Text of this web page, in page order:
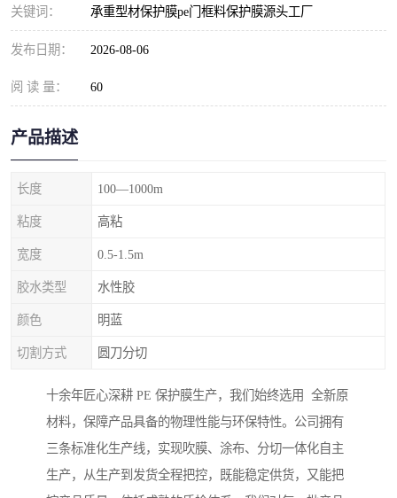
关键词： 承重型材保护膜pe门框料保护膜源头工厂
发布日期： 2026-08-06
阅 读 量： 60
产品描述
长度 100—1000m
粘度 高粘
宽度 0.5-1.5m
胶水类型 水性胶
颜色 明蓝
切割方式 圆刀分切
十余年匠心深耕 PE 保护膜生产，我们始终选用 全新原
材料，保障产品具备的物理性能与环保特性。公司拥有
三条标准化生产线，实现吹膜、涂布、分切一体化自主
生产，从生产到发货全程把控，既能稳定供货，又能把